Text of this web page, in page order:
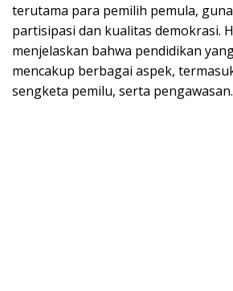
terutama para pemilih pemula,
partisipasi dan kualitas demokrasi.
menjelaskan bahwa pendidikan
mencakup berbagai aspek,
sengketa pemilu, serta pengawasan.